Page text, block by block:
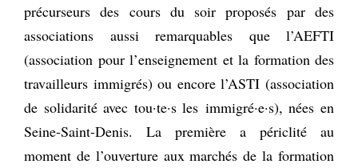
précurseurs des cours du soir proposés par des
associations aussi remarquables que l’AEFTI
(association pour l’enseignement et la formation des
travailleurs immigrés) ou encore l’ASTI (association
de solidarité avec tou·te·s les immigré·e·s), nées en
Seine-Saint-Denis. La première a périclité au
moment de l’ouverture aux marchés de la formation